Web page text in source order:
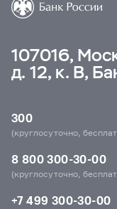
107016,
д. 12, к. В,
300
(круглосуточно,
8 800 300-30-00
(круглосуточно,
+7 499 300-30-00